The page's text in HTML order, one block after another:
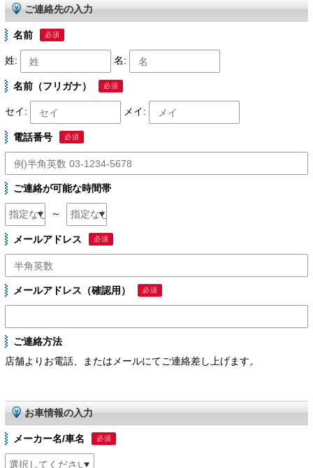
ご連絡先の入力
名前 必須
姓: 名:
名前（フリガナ） 必須
セイ: メイ:
電話番号 必須
ご連絡が可能な時間帯
～
メールアドレス 必須
メールアドレス（確認用） 必須
ご連絡方法
店舗よりお電話、またはメールにてご連絡差し上げます。
お車情報の入力
メーカー名/車名 必須